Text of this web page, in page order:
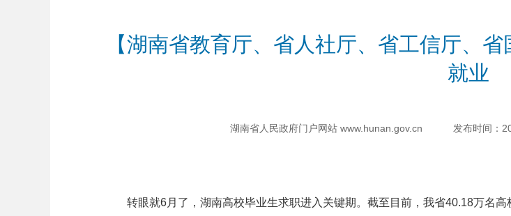
【湖南省教育厅、省人社厅、省工信厅、
就业
湖南省人民政府门户网站 www.hunan.gov.cn 发布时间：
转眼就6月了，湖南高校毕业生求职进入关键期。截至目前，我省40.18万名高